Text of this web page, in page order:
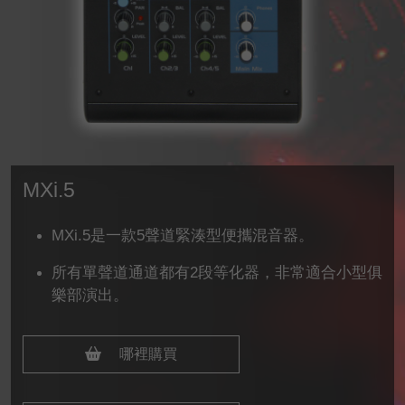
MXi.5
MXi.5是一款5聲道緊湊型便攜混音器。
所有單聲道通道都有2段等化器，非常適合小型俱
樂部演出。
哪裡購買